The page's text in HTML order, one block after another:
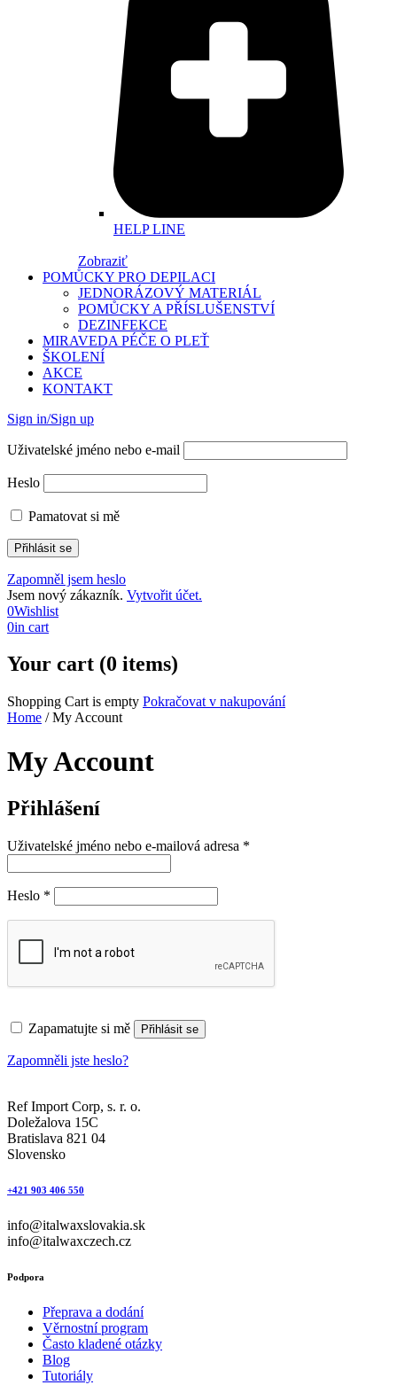
HELP LINE
Zobraziť
POMŮCKY PRO DEPILACI
JEDNORÁZOVÝ MATERIÁL
POMŮCKY A PŘÍSLUŠENSTVÍ
DEZINFEKCE
MIRAVEDA PÉČE O PLEŤ
ŠKOLENÍ
AKCE
KONTAKT
Sign in/Sign up
Uživatelské jméno nebo e-mail
Heslo
Pamatovat si mě
Zapomněl jsem heslo
Jsem nový zákazník. Vytvořit účet.
0Wishlist
0in cart
Your cart (0 items)
Shopping Cart is empty Pokračovat v nakupování
Home / My Account
My Account
Přihlášení
Uživatelské jméno nebo e-mailová adresa *
Heslo *
Zapamatujte si mě Přihlásit se
Zapomněli jste heslo?
Ref Import Corp, s. r. o.
Doležalova 15C
Bratislava 821 04
Slovensko
+421 903 406 550
info@italwaxslovakia.sk
info@italwaxczech.cz
Podpora
Přeprava a dodání
Věrnostní program
Často kladené otázky
Blog
Tutoriály